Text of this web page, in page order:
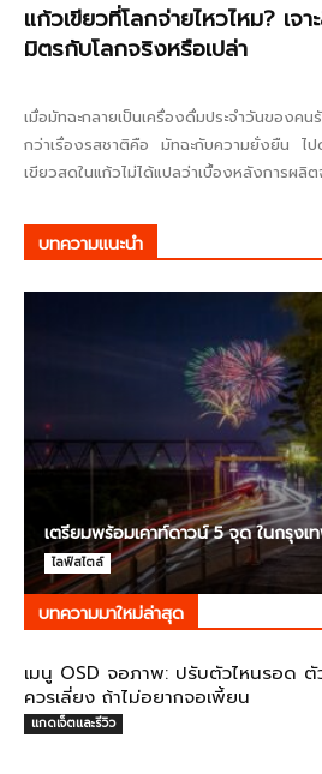
แก้วเขียวที่โลกจ่ายไหวไหม? เจ
มิตรกับโลกจริงหรือเปล่า
เมื่อมัทฉะกลายเป็นเครื่องดื่มประจำวันของ
กว่าเรื่องรสชาติคือ มัทฉะกับความยั่งยืน ไป
เขียวสดในแก้วไม่ได้แปลว่าเบื้องหลังการผลิต
บทความแนะนำ
เตรียมพร้อมเคาท์ดาวน์ 5 จุด ในกรุงเ
ไลฟ์สไตล์
บทความมาใหม่ล่าสุด
เมนู OSD จอภาพ: ปรับตัวไหนรอด ตั
ควรเลี่ยง ถ้าไม่อยากจอเพี้ยน
แกดเจ็ตและรีวิว